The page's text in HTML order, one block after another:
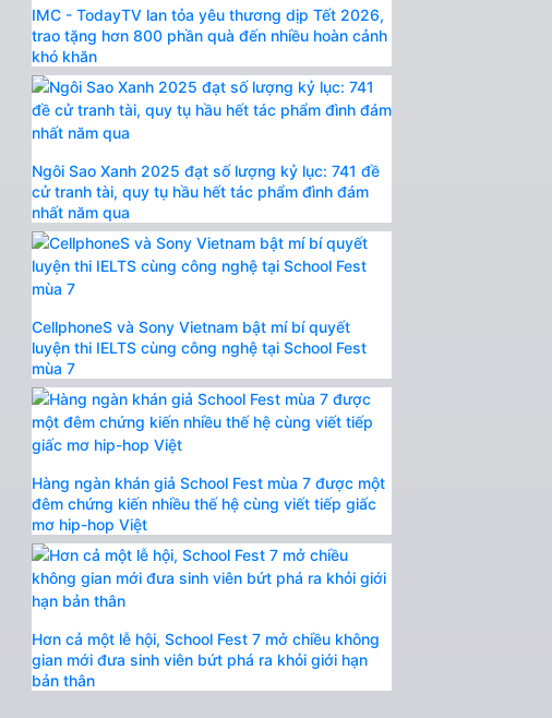
IMC - TodayTV lan tỏa yêu thương dịp Tết 2026,
trao tặng hơn 800 phần quà đến nhiều hoàn cảnh
khó khăn
Ngôi Sao Xanh 2025 đạt số lượng kỷ lục: 741 đề
cử tranh tài, quy tụ hầu hết tác phẩm đình đám
nhất năm qua
CellphoneS và Sony Vietnam bật mí bí quyết
luyện thi IELTS cùng công nghệ tại School Fest
mùa 7
Hàng ngàn khán giả School Fest mùa 7 được một
đêm chứng kiến nhiều thế hệ cùng viết tiếp giấc
mơ hip-hop Việt
Hơn cả một lễ hội, School Fest 7 mở chiều không
gian mới đưa sinh viên bứt phá ra khỏi giới hạn
bản thân